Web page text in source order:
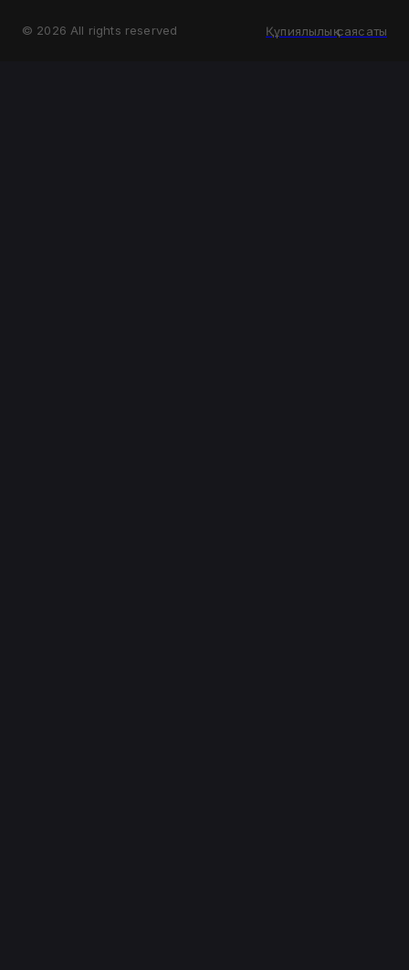
© 2026 All rights reserved Құпиялылық саясаты